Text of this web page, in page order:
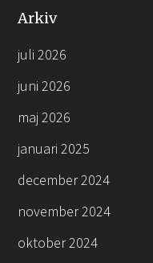
Arkiv
juli 2026
juni 2026
maj 2026
januari 2025
december 2024
november 2024
oktober 2024